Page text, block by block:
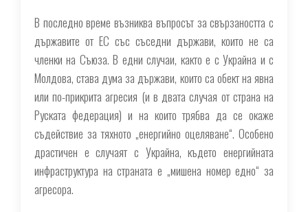
В последно време възниква въпросът за свързаността с
държавите от ЕС със съседни държави, които не са
членки на Съюза. В едни случаи, както е с Украйна и с
Молдова, става дума за държави, които са обект на явна
или по-прикрита агресия (и в двата случая от страна на
Руската федерация) и на които трябва да се окаже
съдействие за тяхното „енергийно оцеляване“. Особено
драстичен е случаят с Украйна, където енергийната
инфраструктура на страната е „мишена номер едно“ за
агресора.